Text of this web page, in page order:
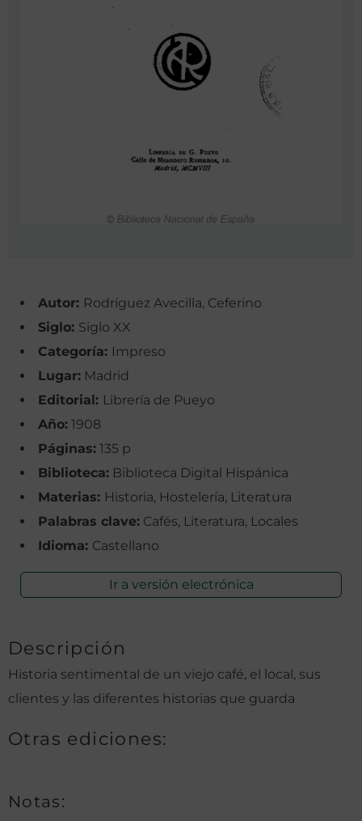
Autor: Rodríguez Avecilla, Ceferino
Siglo: Siglo XX
Categoría: Impreso
Lugar: Madrid
Editorial: Librería de Pueyo
Año: 1908
Páginas: 135 p
Biblioteca: Biblioteca Digital Hispánica
Materias: Historia, Hostelería, Literatura
Palabras clave: Cafés, Literatura, Locales
Idioma: Castellano
Ir a versión electrónica
Descripción
Historia sentimental de un viejo café, el local, sus
clientes y las diferentes historias que guarda
Otras ediciones:
Notas: